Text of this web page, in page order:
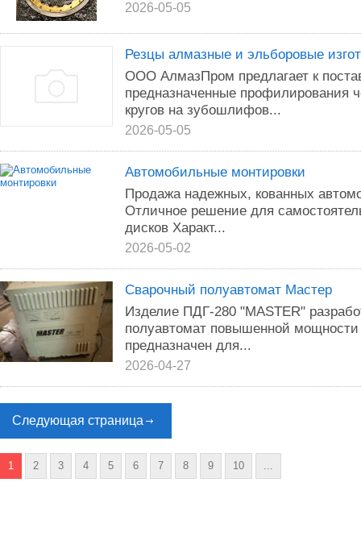
2026-05-05
Резцы алмазные и эльборовые
ООО АлмазПром предлагает к
предназначенные профилирования
кругов на зубошлифов...
2026-05-05
Автомобильные монтировки
Продажа надежных, кованных
Отличное решение для
дисков Характ...
2026-05-02
Сварочный полуавтомат Мастер
Изделие ПДГ-280 "MASTER"
полуавтомат повышенной
предназначен для...
2026-04-27
Следующая страница
1 2 3 4 5 6 7 8 9 10 ...